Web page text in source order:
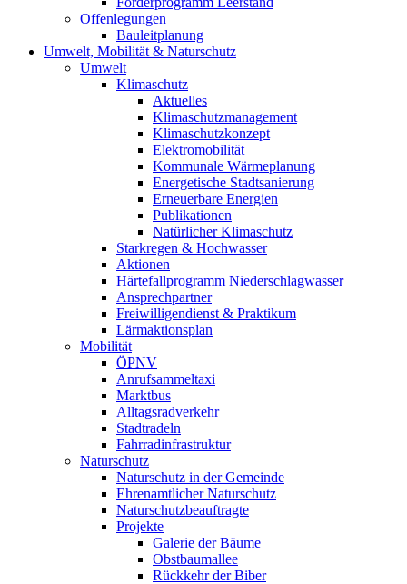
Offenlegungen
Bauleitplanung
Umwelt, Mobilität & Naturschutz
Umwelt
Klimaschutz
Aktuelles
Klimaschutzmanagement
Klimaschutzkonzept
Elektromobilität
Kommunale Wärmeplanung
Energetische Stadtsanierung
Erneuerbare Energien
Publikationen
Natürlicher Klimaschutz
Starkregen & Hochwasser
Aktionen
Härtefallprogramm Niederschlagwasser
Ansprechpartner
Freiwilligendienst & Praktikum
Lärmaktionsplan
Mobilität
ÖPNV
Anrufsammeltaxi
Marktbus
Alltagsradverkehr
Stadtradeln
Fahrradinfrastruktur
Naturschutz
Naturschutz in der Gemeinde
Ehrenamtlicher Naturschutz
Naturschutzbeauftragte
Projekte
Galerie der Bäume
Obstbaumallee
Rückkehr der Biber